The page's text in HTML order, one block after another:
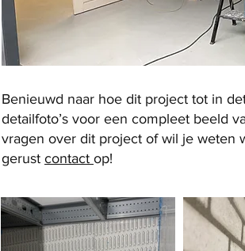
Benieuwd naar hoe dit project tot in
detailfoto’s voor een compleet beeld
vragen over dit project of wil je weten
gerust contact op!